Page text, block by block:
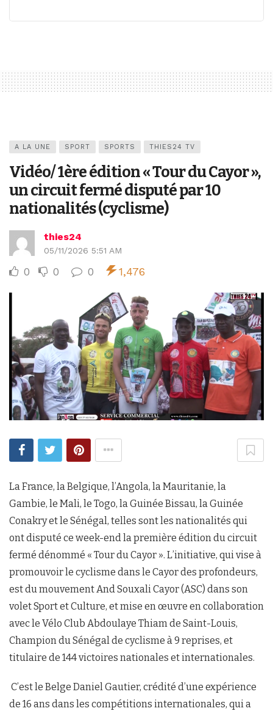
A LA UNE SPORT SPORTS THIES24 TV
Vidéo/ 1ère édition « Tour du Cayor »,
un circuit fermé disputé par 10
nationalités (cyclisme)
thies24
05/11/2026 5:51 AM
0 0 0 1,476
La France, la Belgique, l’Angola, la Mauritanie, la
Gambie, le Mali, le Togo, la Guinée Bissau, la Guinée
Conakry et le Sénégal, telles sont les nationalités qui
ont disputé ce week-end la première édition du circuit
fermé dénommé « Tour du Cayor ». L’initiative, qui vise à
promouvoir le cyclisme dans le Cayor des profondeurs,
est du mouvement And Souxali Cayor (ASC) dans son
volet Sport et Culture, et mise en œuvre en collaboration
avec le Vélo Club Abdoulaye Thiam de Saint-Louis,
Champion du Sénégal de cyclisme à 9 reprises, et
titulaire de 144 victoires nationales et internationales.
C’est le Belge Daniel Gautier, crédité d’une expérience
de 16 ans dans les compétitions internationales, qui a